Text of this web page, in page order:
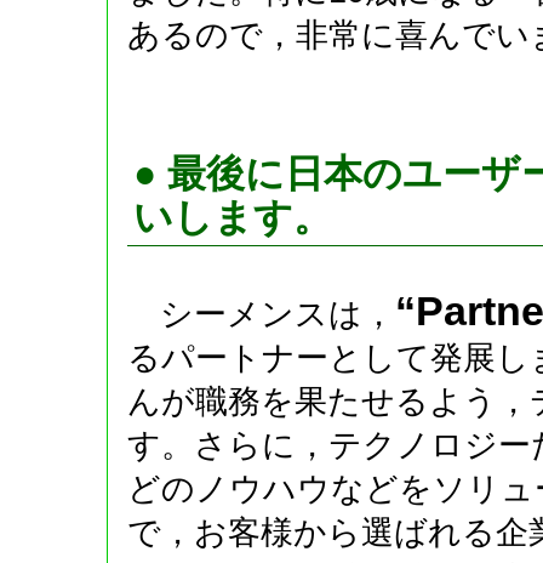
あるので，非常に喜んでい
● 最後に日本のユーザ
いします。
シーメンスは，
るパートナーとして発展
んが職務を果たせるよう
す。さらに，テクノロジ
どのノウハウなどをソリ
で，お客様から選ばれる